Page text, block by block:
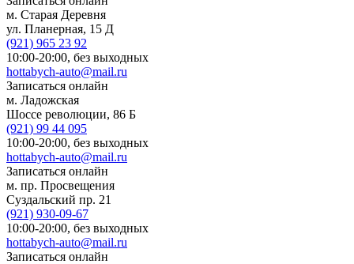
м. Старая Деревня
ул. Планерная, 15 Д
(921) 965 23 92
10:00-20:00, без выходных
hottabych-auto@mail.ru
Записаться онлайн
м. Ладожская
Шоссе революции, 86 Б
(921) 99 44 095
10:00-20:00, без выходных
hottabych-auto@mail.ru
Записаться онлайн
м. пр. Просвещения
Суздальский пр. 21
(921) 930-09-67
10:00-20:00, без выходных
hottabych-auto@mail.ru
Записаться онлайн